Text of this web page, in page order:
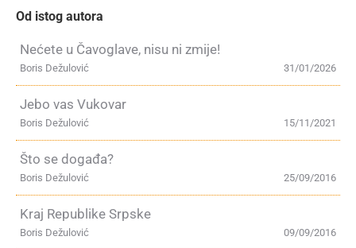
Od istog autora
Nećete u Čavoglave, nisu ni zmije!
31/01/2026
Boris Dežulović
Jebo vas Vukovar
15/11/2021
Boris Dežulović
Što se događa?
25/09/2016
Boris Dežulović
Kraj Republike Srpske
09/09/2016
Boris Dežulović